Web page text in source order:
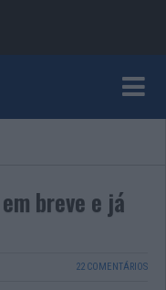
breve e já
22 COMENTÁRIOS